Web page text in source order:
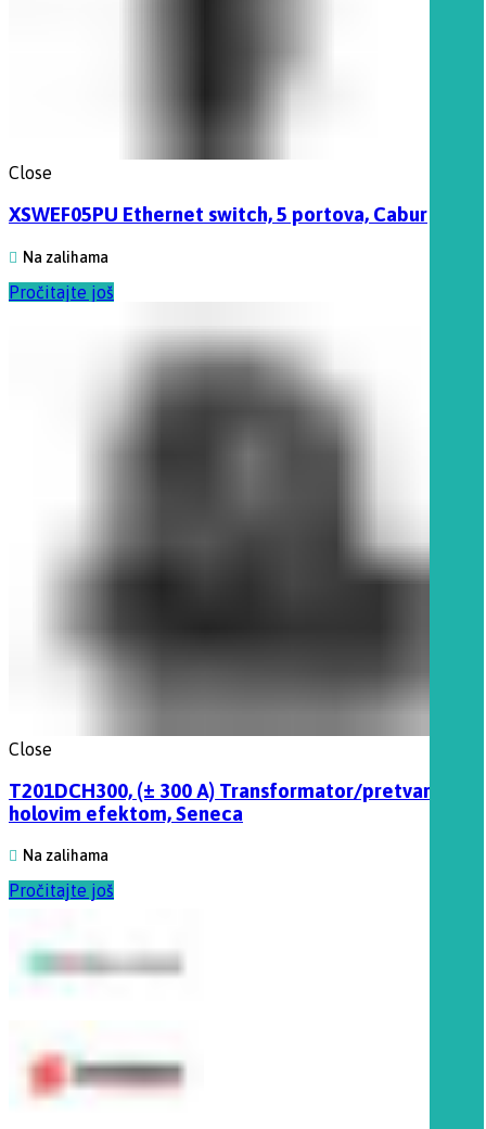
Close
XSWEF05PU Ethernet switch, 5 portova, Cabur
Na zalihama
Pročitajte još
Close
T201DCH300, (± 300 A) Transformator/pretvarač sa
holovim efektom, Seneca
Na zalihama
Pročitajte još